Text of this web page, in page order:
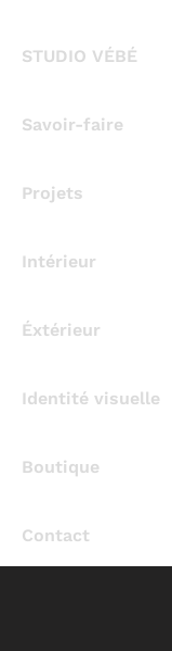
STUDIO VÉBÉ
Savoir-faire
Projets
Intérieur
Éxtérieur
Identité visuelle
Boutique
Contact